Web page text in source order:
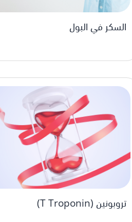
السكر في البول
تروبونين (T Troponin)